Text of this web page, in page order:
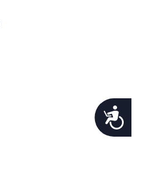
Accessibility